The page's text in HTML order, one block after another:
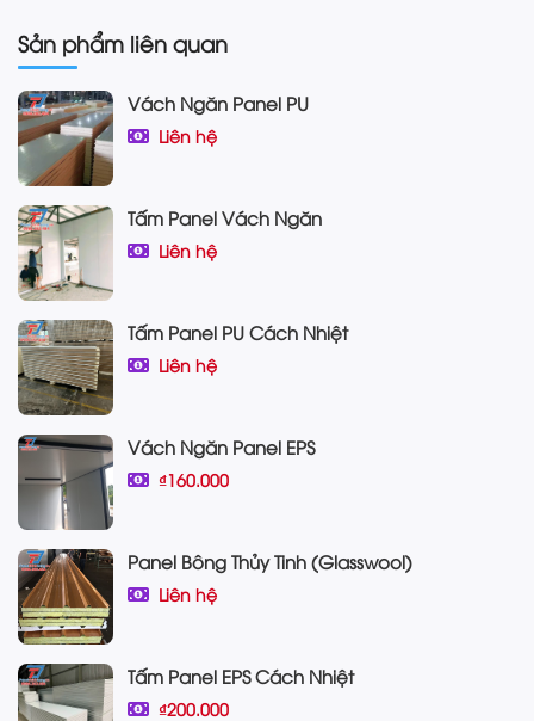
Sản phẩm liên quan
Vách Ngăn Panel PU
Liên hệ
Tấm Panel Vách Ngăn
Liên hệ
Tấm Panel PU Cách Nhiệt
Liên hệ
Vách Ngăn Panel EPS
₫160.000
Panel Bông Thủy Tinh (Glasswool)
Liên hệ
Tấm Panel EPS Cách Nhiệt
₫200.000